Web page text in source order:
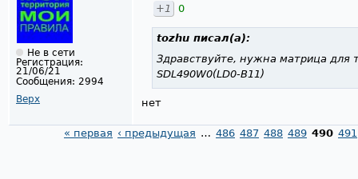
Не в сети
Регистрация:
21/06/21
Сообщения: 2994
Верх
+1
0
tozhu писал(а):
Здравствуйте, нужна матрица для
SDL490W0(LD0-B11)
нет
« первая ‹ предыдущая … 486 487 488 489 490 491